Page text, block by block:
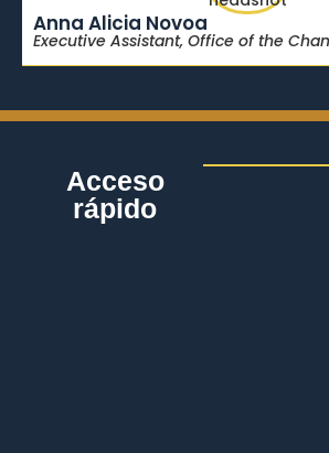
Anna Alicia Novoa
Executive Assistant, Office of the
Acceso
rápido